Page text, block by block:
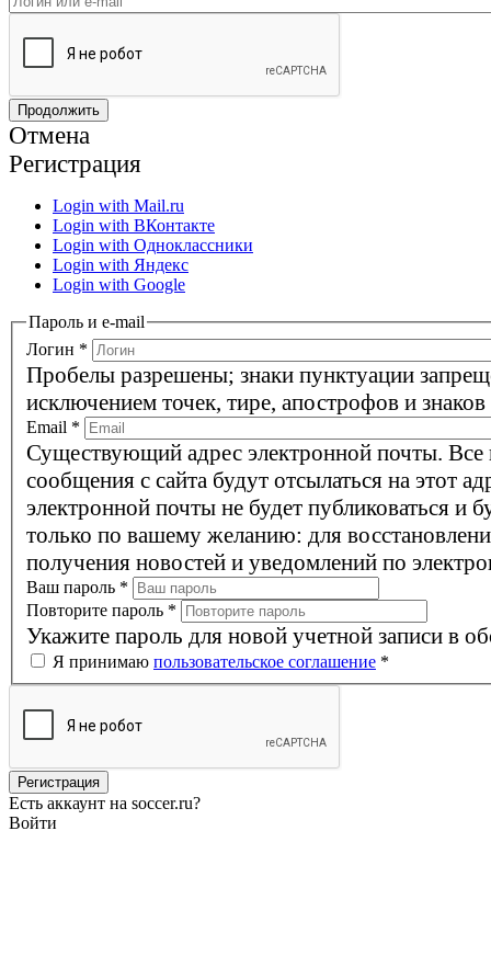
Отмена
Регистрация
Login with Mail.ru
Login with ВКонтакте
Login with Одноклассники
Login with Яндекс
Login with Google
Пароль и e-mail
Логин *
Пробелы разрешены; знаки пунктуации
исключением точек, тире, апострофов и
Email *
Существующий адрес электронной почты. Все
сообщения с сайта будут отсылаться на этот
электронной почты не будет публиковаться и
только по вашему желанию: для
получения новостей и уведомлений по
Ваш пароль *
Повторите пароль *
Укажите пароль для новой учетной записи в
Я принимаю пользовательское соглашение *
Есть аккаунт на soccer.ru?
Войти